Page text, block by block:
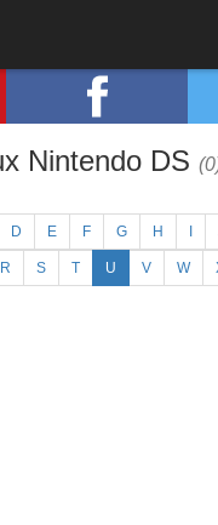
Nintendo DS
D E F G H
R S T U V W